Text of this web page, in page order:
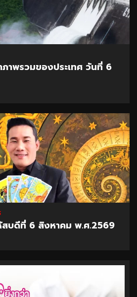
าพรวมของประเทศ วันที่ 6
สบดีที่ 6 สิงหาคม พ.ศ.2569